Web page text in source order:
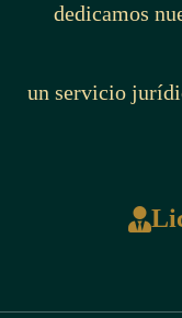
dedicamos
un servicio